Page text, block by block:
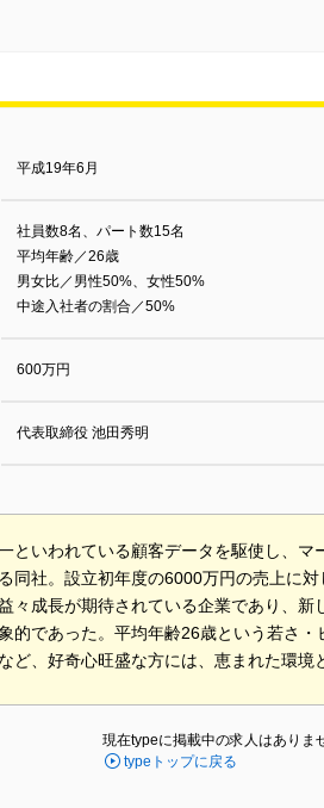
平成19年6月
社員数8名、パート数15名
平均年齢／26歳
男女比／男性50%、女性50%
中途入社者の割合／50%
600万円
代表取締役 池田秀明
といわれている顧客データを駆使し、
同社。設立初年度の6000万円の売上に
々成長が期待されている企業であり、
的であった。平均年齢26歳という若さ
ど、好奇心旺盛な方には、恵まれた環境
現在typeに掲載中の求人はありま
typeトップに戻る